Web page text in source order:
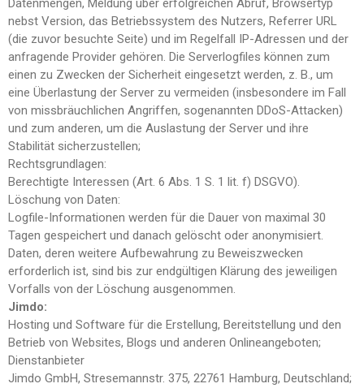
Datenmengen, Meldung über erfolgreichen Abruf, Browsertyp
nebst Version, das Betriebssystem des Nutzers, Referrer URL
(die zuvor besuchte Seite) und im Regelfall IP-Adressen und der
anfragende Provider gehören. Die Serverlogfiles können zum
einen zu Zwecken der Sicherheit eingesetzt werden, z. B., um
eine Überlastung der Server zu vermeiden (insbesondere im Fall
von missbräuchlichen Angriffen, sogenannten DDoS-Attacken)
und zum anderen, um die Auslastung der Server und ihre
Stabilität sicherzustellen;
Rechtsgrundlagen:
Berechtigte Interessen (Art. 6 Abs. 1 S. 1 lit. f) DSGVO).
Löschung von Daten:
Logfile-Informationen werden für die Dauer von maximal 30
Tagen gespeichert und danach gelöscht oder anonymisiert.
Daten, deren weitere Aufbewahrung zu Beweiszwecken
erforderlich ist, sind bis zur endgültigen Klärung des jeweiligen
Vorfalls von der Löschung ausgenommen.
Jimdo:
Hosting und Software für die Erstellung, Bereitstellung und den
Betrieb von Websites, Blogs und anderen Onlineangeboten;
Dienstanbieter
Jimdo GmbH, Stresemannstr. 375, 22761 Hamburg, Deutschland;